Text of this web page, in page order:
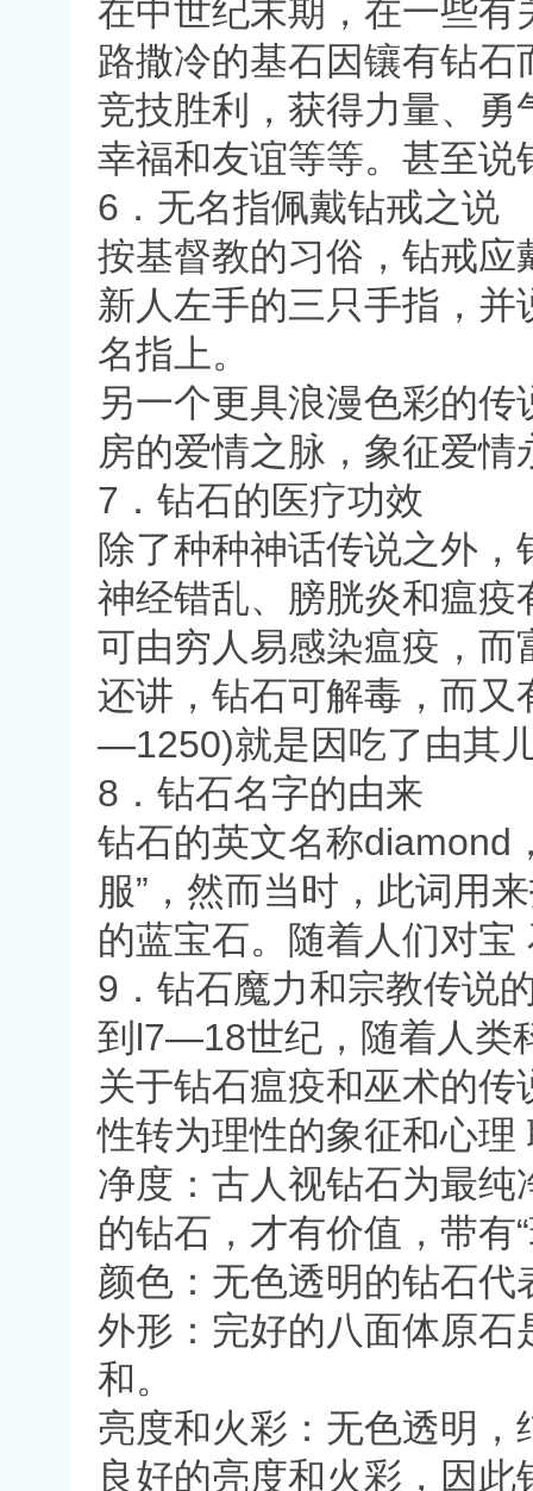
在中世纪末期，在一些
路撒冷的基石因镶有钻
竞技胜利，获得力量、
幸福和友谊等等。甚至
6．无名指佩戴钻戒之说
按基督教的习俗，钻戒
新人左手的三只手指，并
名指上。
另一个更具浪漫色彩的
房的爱情之脉，象征爱
7．钻石的医疗功效
除了种种神话传说之外
神经错乱、膀胱炎和瘟疫
可由穷人易感染瘟疫，而
还讲，钻石可解毒，而
—1250)就是因吃了由其
8．钻石名字的由来
钻石的英文名称
服”，然而当时，此词用
的蓝宝石。随着人们对
9．钻石魔力和宗教传说
到l7—18世纪，随着人类
关于钻石瘟疫和巫术的
性转为理性的象征和心
净度：古人视钻石为最
的钻石，才有价值，带有
颜色：无色透明的钻石
外形：完好的八面体原
和。
亮度和火彩：无色透明
良好的亮度和火彩，因